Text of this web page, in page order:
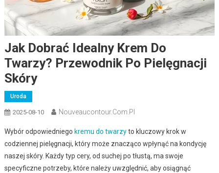
Jak Dobrać Idealny Krem Do
Twarzy? Przewodnik Po Pielęgnacji
Skóry
Uroda
2025-08-10 Nouveaucontour.com.pl
Wybór odpowiedniego kremu do twarzyto kluczowy krok w
codziennej pielęgnacji, który może znacząco wpłynąć na kondycję
naszej skóry. Każdy typ cery, od suchej po tłustą, ma swoje
specyficzne potrzeby, które należy uwzględnić, aby osiągnąć